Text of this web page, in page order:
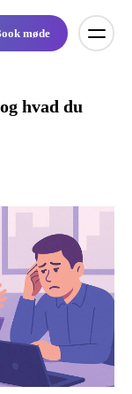
møde
hvad du